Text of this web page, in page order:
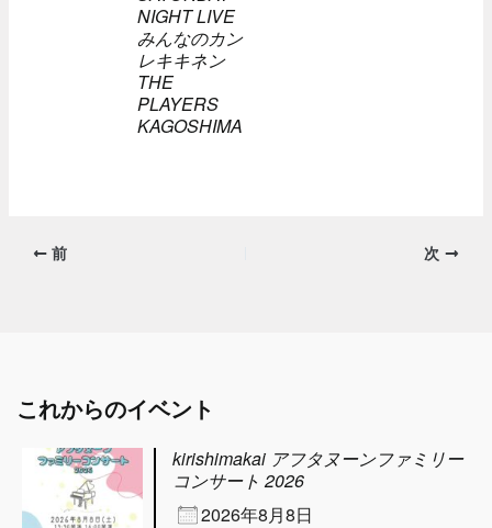
NIGHT LIVE
みんなのカン
レキキネン
THE
PLAYERS
KAGOSHIMA
前 次
これからのイベント
kirishimakai アフタヌーンファミリー
コンサート 2026
2026年8月8日